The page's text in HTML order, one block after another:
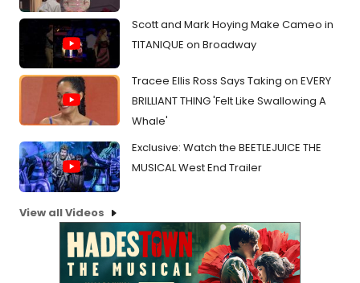
Scott and Mark Hoying Make Cameo in
TITANIQUE on Broadway
Tracee Ellis Ross Says Taking on EVERY
BRILLIANT THING 'Felt Like Swallowing A
Whale'
Exclusive: Watch the BEETLEJUICE THE
MUSICAL West End Trailer
View all Videos